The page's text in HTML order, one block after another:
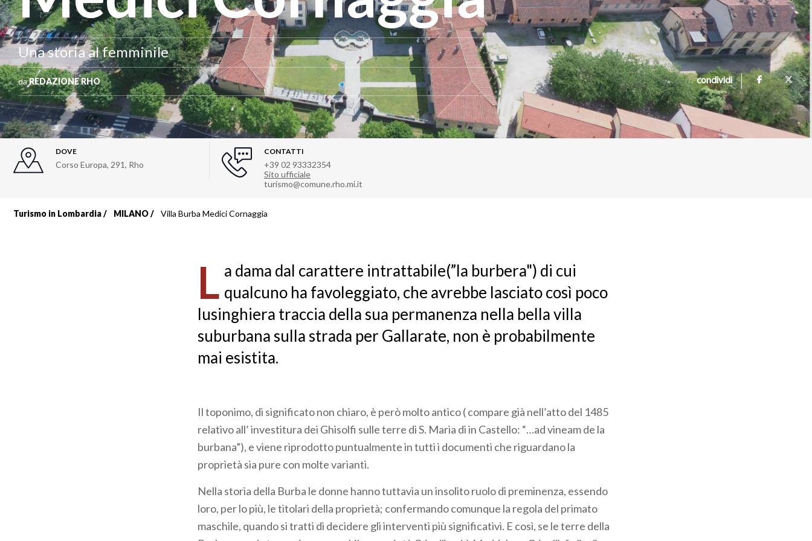
Una storia al femminile
daREDAZIONE RHO condividi
DOVE
Corso Europa, 291, Rho
CONTATTI
+39 02 93332354
Sito ufficiale
turismo@comune.rho.mi.it
Turismo in Lombardia MILANO Villa Burba Medici Cornaggia
L a dama dal carattere intrattabile(”la burbera") di cui
qualcuno ha favoleggiato, che avrebbe lasciato così poco
lusinghiera traccia della sua permanenza nella bella villa
suburbana sulla strada per Gallarate, non è probabilmente
mai esistita.
Il toponimo, di significato non chiaro, è però molto antico ( compare già nell’atto del 1485
relativo all’ investitura dei Ghisolfi sulle terre di S. Maria di in Castello: “…ad vineam de la
burbana”), e viene riprodotto puntualmente in tutti i documenti che riguardano la
proprietà sia pure con molte varianti.
Nella storia della Burba le donne hanno tuttavia un insolito ruolo di preminenza, essendo
loro, per lo più, le titolari della proprietà; confermando comunque la regola del primato
maschile, quando si tratti di decidere gli interventi più significativi. E così, se le terre della